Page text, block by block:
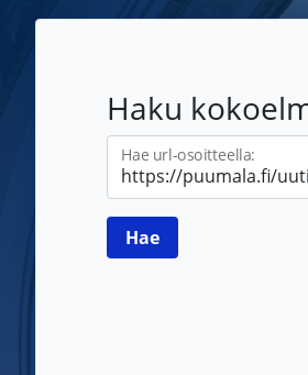
Haku
Hae url-osoitteella: